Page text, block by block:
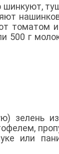
томатом
г
зелень
или